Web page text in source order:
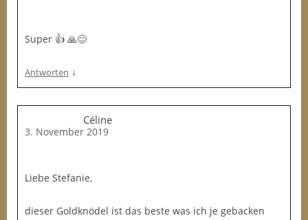
Super 👍 🙏😊
Antworten ↓
Céline
3. November 2019
Liebe Stefanie,
dieser Goldknödel ist das beste was ich je gebacken